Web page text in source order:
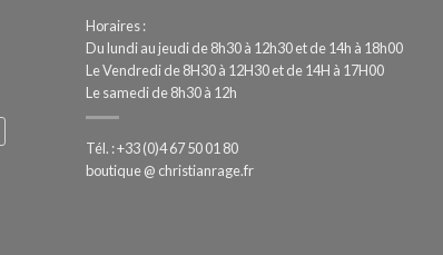
Horaires :
Du lundi au jeudi de 8h30 à 12h30 et de 14h à 18h00
Le Vendredi de 8H30 à 12H30 et de 14H à 17H00
Le samedi de 8h30 à 12h
Tél. : +33 (0)4 67 50 01 80
boutique @ christianrage.fr